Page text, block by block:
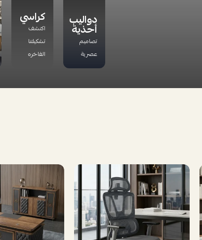
دواليب
أحذية
تصاميم
عصرية
كراسي
اكتشف
تشكيلتنا
الفاخره